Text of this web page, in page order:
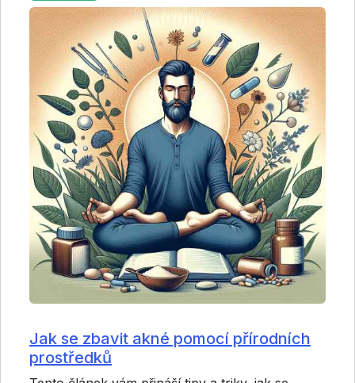
Jak se zbavit akné pomocí přírodních
prostředků